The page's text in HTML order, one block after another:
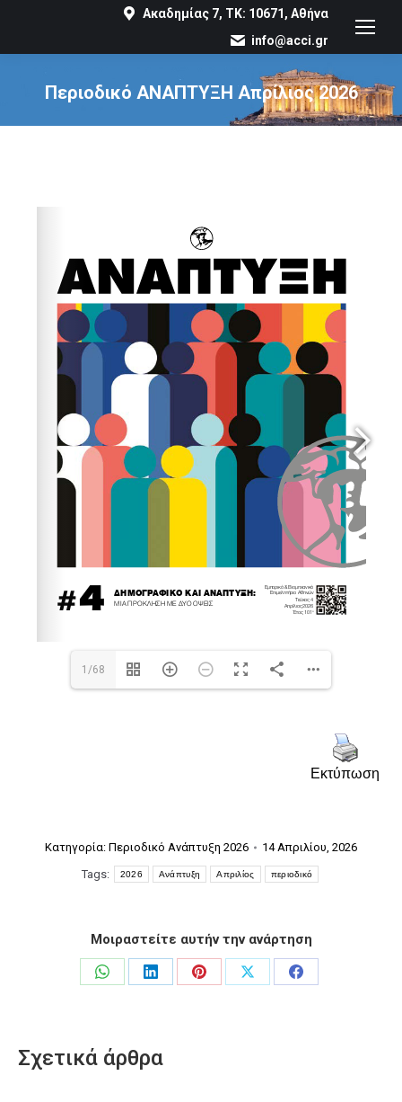
Ακαδημίας 7, ΤΚ: 10671, Αθήνα
info@acci.gr
Περιοδικό ΑΝΑΠΤΥΞΗ Απρίλιος 2026
You are here:
1/68
Εκτύπωση
Κατηγορία: Περιοδικό Ανάπτυξη 2026
14 Απριλίου, 2026
Tags:
2026 Ανάπτυξη Απριλίος περιοδικό
Μοιραστείτε αυτήν την ανάρτηση
Share
Share
Share
Share
Share
Σχετικά άρθρα